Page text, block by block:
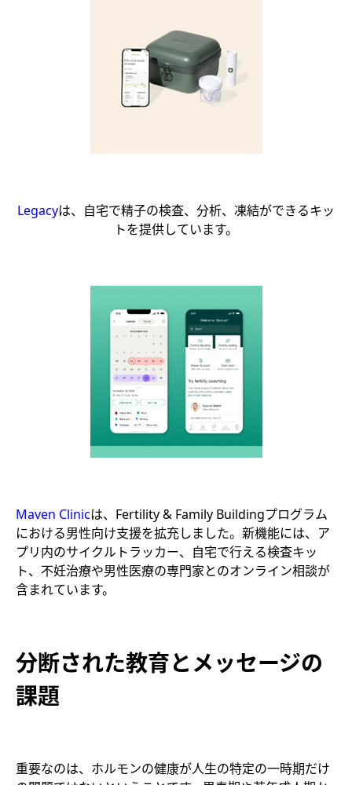
Legacyは、自宅で精子の検査、分析、凍結ができるキッ
トを提供しています。
Maven Clinicは、Fertility & Family Buildingプログラム
における男性向け支援を拡充しました。新機能には、ア
プリ内のサイクルトラッカー、自宅で行える検査キッ
ト、不妊治療や男性医療の専門家とのオンライン相談が
含まれています。
分断された教育とメッセージの
課題
重要なのは、ホルモンの健康が人生の特定の一時期だけ